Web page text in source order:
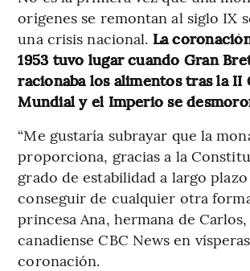
orígenes se remontan al siglo IX
una crisis nacional. La
1953 tuvo lugar cuando Gran
racionaba los alimentos tras la II
Mundial y el Imperio se
“Me gustaría subrayar que la
proporciona, gracias a la
grado de estabilidad a largo
conseguir de cualquier otra
princesa Ana, hermana de
canadiense CBC News en
coronación.